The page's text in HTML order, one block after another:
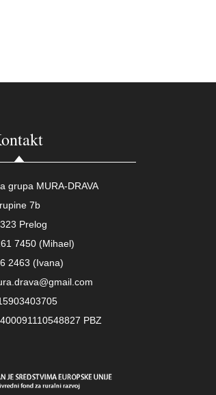
grupa MURA-DRAVA
7b
Prelog
7450 (Mihael)
2463 (Ivana)
PBZ